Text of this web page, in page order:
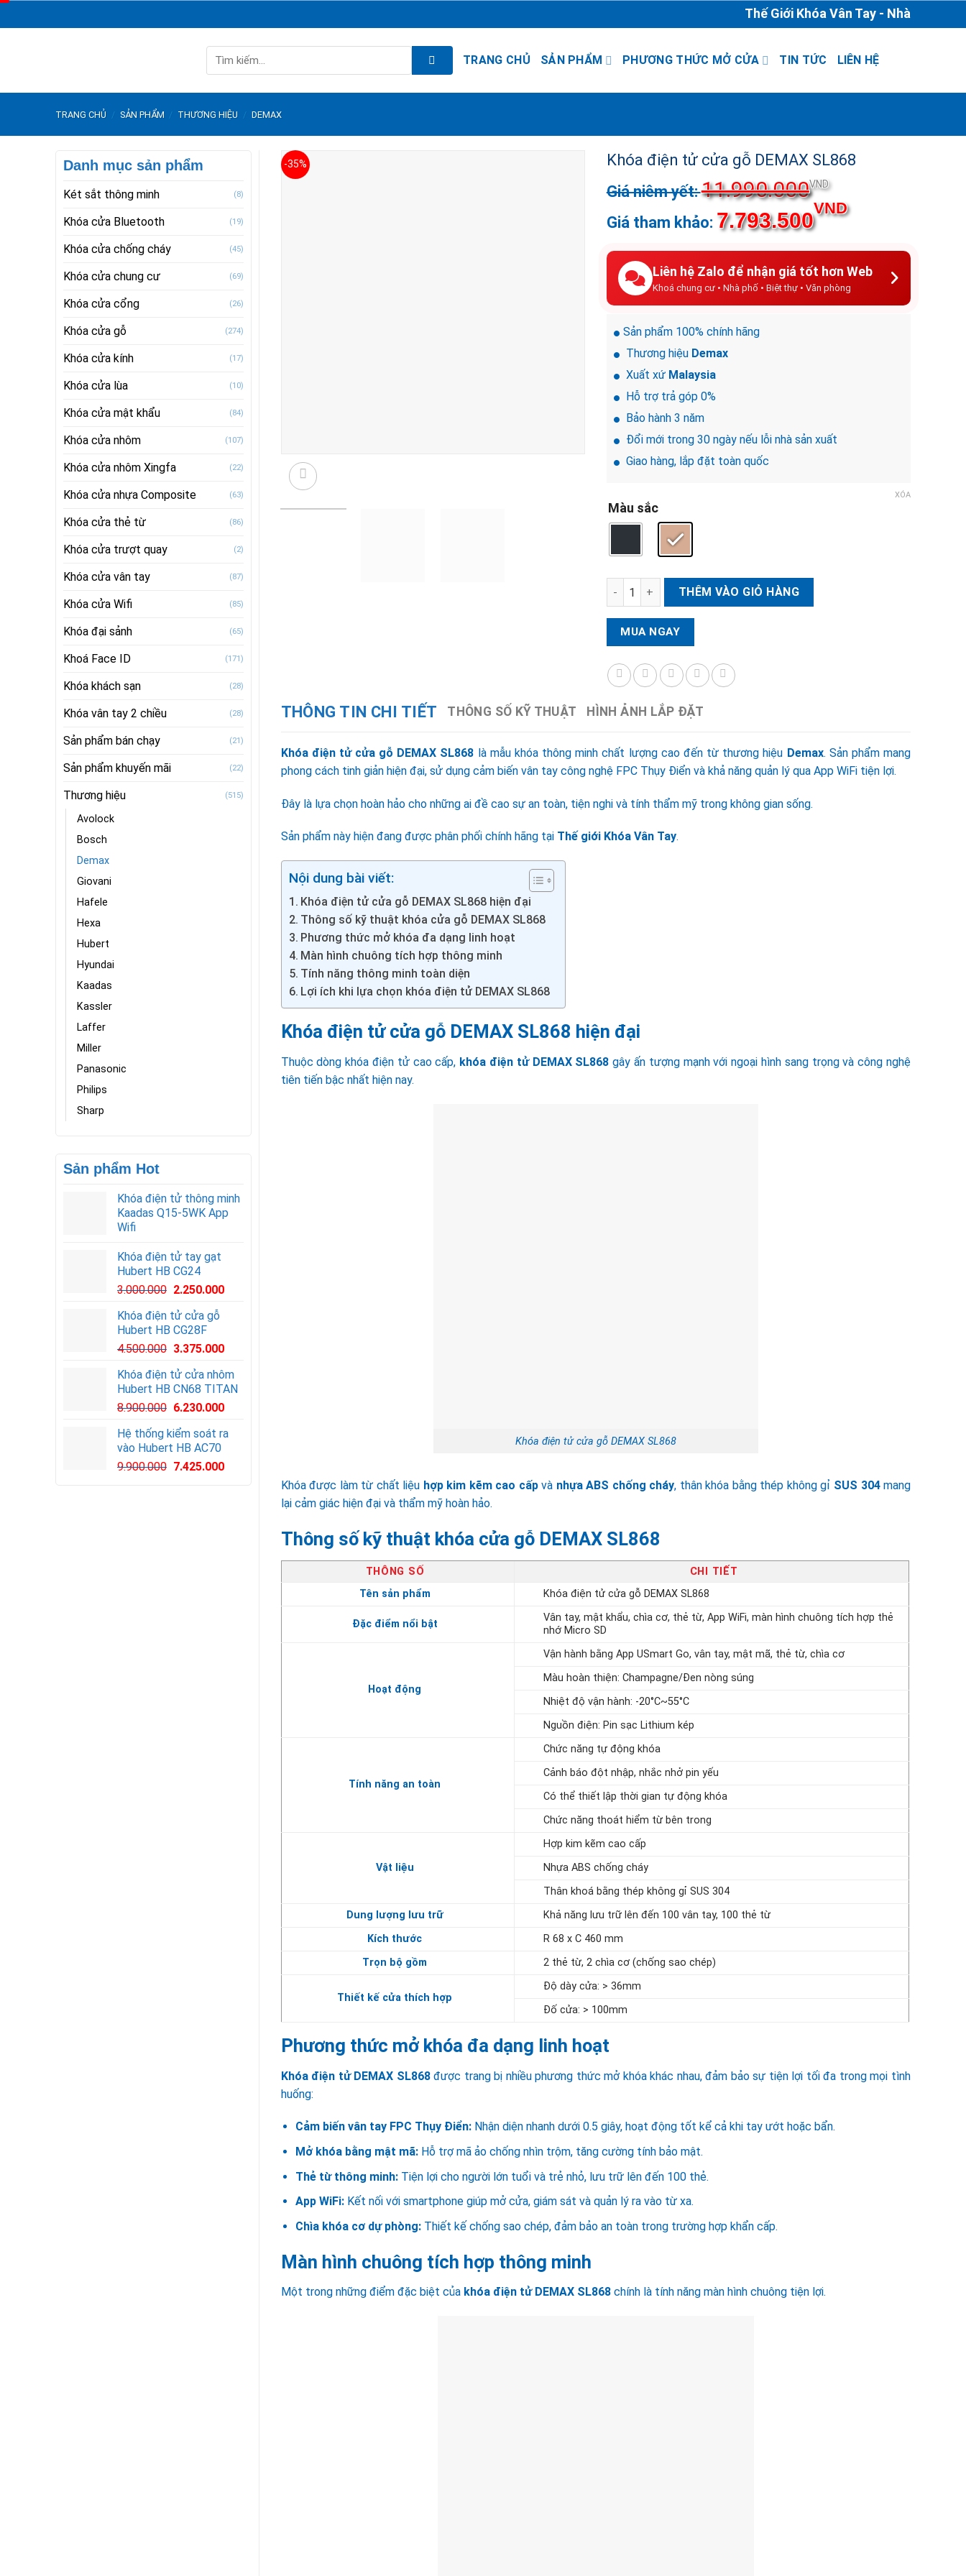
to
Thế Giới Khóa Vân Tay - Nhà Phân Phối
kiếm:
TRANG CHỦ SẢN PHẨM PHƯƠNG THỨC MỞ CỬA TIN TỨC LIÊN HỆ
TRANG CHỦ / SẢN PHẨM / THƯƠNG HIỆU / DEMAX
Danh mục sản phẩm
Két sắt thông minh (8)
Khóa cửa Bluetooth (19)
Khóa cửa chống cháy (45)
Khóa cửa chung cư (69)
Khóa cửa cổng (26)
Khóa cửa gỗ (274)
Khóa cửa kính (17)
Khóa cửa lùa (10)
Khóa cửa mật khẩu (84)
Khóa cửa nhôm (107)
Khóa cửa nhôm Xingfa (22)
Khóa cửa nhựa Composite (63)
Khóa cửa thẻ từ (86)
Khóa cửa trượt quay (2)
Khóa cửa vân tay (87)
Khóa cửa Wifi (85)
Khóa đại sảnh (65)
Khoá Face ID (171)
Khóa khách sạn (28)
Khóa vân tay 2 chiều (28)
Sản phẩm bán chạy (21)
Sản phẩm khuyến mãi (22)
Thương hiệu (515)
Avolock
Bosch
Demax
Giovani
Hafele
Hexa
Hubert
Hyundai
Kaadas
Kassler
Laffer
Miller
Panasonic
Philips
Sharp
Sản phẩm Hot
Khóa điện tử thông minh
Kaadas Q15-5WK App
Wifi
Khóa điện tử tay gạt
Hubert HB CG24
3.000.000 2.250.000
Khóa điện tử cửa gỗ
Hubert HB CG28F
4.500.000 Giá
là:
4.500.000VND.
3.375.000Giá
tại
là:
3.375.000VND.
Khóa điện tử cửa nhôm
Hubert HB CN68 TITAN
8.900.000 6.230.000
Hệ thống kiểm soát ra
vào Hubert HB AC70
9.900.000 Giá
7.425.000Giá
-35% Khóa điện tử cửa gỗ DEMAX SL868
11.990.000VND
7.793.500
VND
Liên hệ Zalo để nhận giá tốt hơn Web
Khoá chung cư • Nhà phố • Biệt thự • Văn phòng
Sản phẩm 100% chính hãng
Thương hiệu Demax
Xuất xứ Malaysia
Hỗ trợ trả góp 0%
Bảo hành 3 năm
Đổi mới trong 30 ngày nếu lỗi nhà sản xuất
Giao hàng, lắp đặt toàn quốc
Màu sắc
XÓA
Khóa điện tử cửa gỗ DEMAX SL868 số lượng
THÊM VÀO GIỎ HÀNG
MUA NGAY
THÔNG TIN CHI TIẾT THÔNG SỐ KỸ THUẬT HÌNH ẢNH LẮP ĐẶT
Khóa điện tử cửa gỗ DEMAX SL868 là mẫu khóa thông minh chất lượng cao đến từ thương hiệu Demax. Sản phẩm mang
phong cách tinh giản hiện đại, sử dụng cảm biến vân tay công nghệ FPC Thụy Điển và khả năng quản lý qua App WiFi tiện lợi.
Đây là lựa chọn hoàn hảo cho những ai đề cao sự an toàn, tiện nghi và tính thẩm mỹ trong không gian sống.
Sản phẩm này hiện đang được phân phối chính hãng tại Thế giới Khóa Vân Tay.
Nội dung bài viết:
Khóa điện tử cửa gỗ DEMAX SL868 hiện đại
Thông số kỹ thuật khóa cửa gỗ DEMAX SL868
Phương thức mở khóa đa dạng linh hoạt
Màn hình chuông tích hợp thông minh
Tính năng thông minh toàn diện
Lợi ích khi lựa chọn khóa điện tử DEMAX SL868
Khóa điện tử cửa gỗ DEMAX SL868 hiện đại
Thuộc dòng khóa điện tử cao cấp, khóa điện tử DEMAX SL868 gây ấn tượng mạnh với ngoại hình sang trọng và công nghệ
tiên tiến bậc nhất hiện nay.
Khóa điện tử cửa gỗ DEMAX SL868
Khóa được làm từ chất liệu hợp kim kẽm cao cấpvà nhựa ABS chống cháy, thân khóa bằng thép không gỉ SUS 304mang
lại cảm giác hiện đại và thẩm mỹ hoàn hảo.
Thông số kỹ thuật khóa cửa gỗ DEMAX SL868
THÔNG SỐ
CHI TIẾT
Tên sản phẩm
Khóa điện tử cửa gỗ DEMAX SL868
Đặc điểm nổi bật
Vân tay, mật khẩu, chìa cơ, thẻ từ, App WiFi, màn hình chuông tích hợp thẻ
nhớ Micro SD
Hoạt động
Vận hành bằng App USmart Go, vân tay, mật mã, thẻ từ, chìa cơ
Màu hoàn thiện: Champagne/Đen nòng súng
Nhiệt độ vận hành: -20°C~55°C
Nguồn điện: Pin sạc Lithium kép
Tính năng an toàn
Chức năng tự động khóa
Cảnh báo đột nhập, nhắc nhở pin yếu
Có thể thiết lập thời gian tự động khóa
Chức năng thoát hiểm từ bên trong
Vật liệu
Hợp kim kẽm cao cấp
Nhựa ABS chống cháy
Thân khoá bằng thép không gỉ SUS 304
Dung lượng lưu trữ
Khả năng lưu trữ lên đến 100 vân tay, 100 thẻ từ
Kích thước
R 68 x C 460 mm
Trọn bộ gồm
2 thẻ từ, 2 chìa cơ (chống sao chép)
Thiết kế cửa thích hợp
Độ dày cửa: > 36mm
Đố cửa: > 100mm
Phương thức mở khóa đa dạng linh hoạt
Khóa điện tử DEMAX SL868được trang bị nhiều phương thức mở khóa khác nhau, đảm bảo sự tiện lợi tối đa trong mọi tình
huống:
Cảm biến vân tay FPC Thụy Điển: Nhận diện nhanh dưới 0.5 giây, hoạt động tốt kể cả khi tay ướt hoặc bẩn.
Mở khóa bằng mật mã: Hỗ trợ mã ảo chống nhìn trộm, tăng cường tính bảo mật.
Thẻ từ thông minh: Tiện lợi cho người lớn tuổi và trẻ nhỏ, lưu trữ lên đến 100 thẻ.
App WiFi: Kết nối với smartphone giúp mở cửa, giám sát và quản lý ra vào từ xa.
Chìa khóa cơ dự phòng: Thiết kế chống sao chép, đảm bảo an toàn trong trường hợp khẩn cấp.
Màn hình chuông tích hợp thông minh
Một trong những điểm đặc biệt của khóa điện tử DEMAX SL868chính là tính năng màn hình chuông tiện lợi.